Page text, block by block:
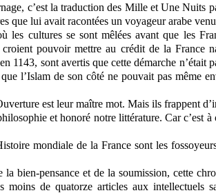
c’est la traduction des Mille et Une Nuits
que lui avait racontées un voyageur arabe
cultures se sont mêlées avant que les
pouvoir mettre au crédit de la France
1143, sont avertis que cette démarche n’était
l’Islam de son côté ne pouvait pas même
est leur maître mot. Mais ils frappent
et honoré notre littérature. Car c’est à
mondiale de la France sont les
bien-pensance et de la soumission, cette
de quatorze articles aux intellectuels